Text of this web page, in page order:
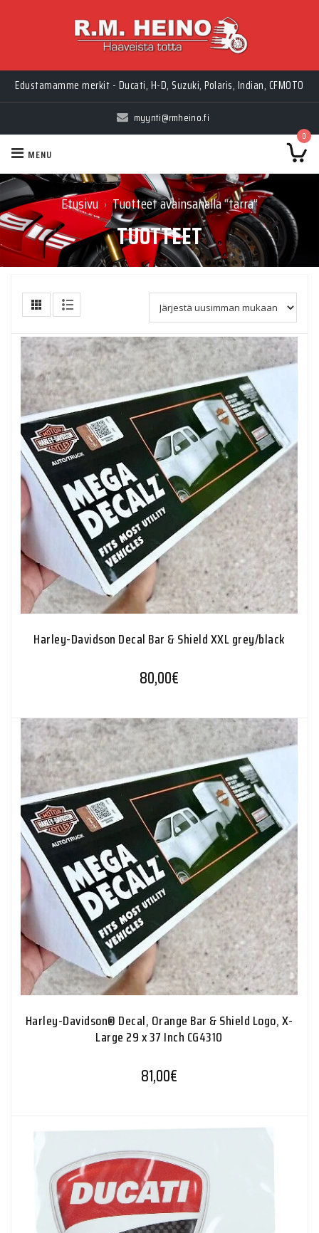
Edustamamme merkit - Ducati, H-D, Suzuki, Polaris, Indian, CFMOTO
myynti@rmheino.fi
0
MENU
Etusivu › Tuotteet avainsanalla “tarra”
TUOTTEET
Harley-Davidson Decal Bar & Shield XXL grey/black
80,00€
Harley-Davidson® Decal, Orange Bar & Shield Logo, X-
Large 29 x 37 Inch CG4310
81,00€